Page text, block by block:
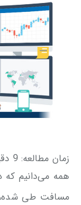
زمان مطالعه: 9
همه می‌دانیم که
مسافت طی شده،